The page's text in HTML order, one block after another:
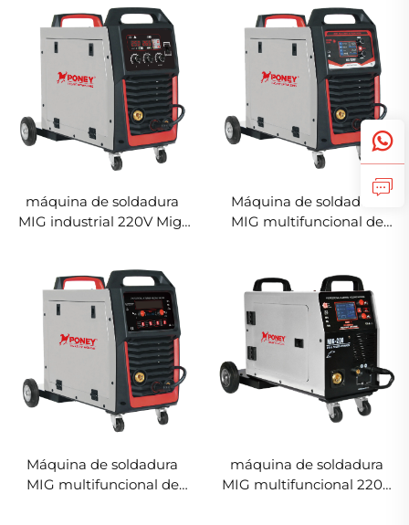
soldadora MIG/MAG
soldadora MIG/MAG
máquina de soldadura
MIG industrial 220V Mig-
soldadora MIG/MAG
Máquina de soldadura
MIG multifuncional de
control digital LCD,
soldadora sinérgica
Máquina de soldadura
MIG multifuncional de
máquina de soldadura
MIG multifuncional 220V